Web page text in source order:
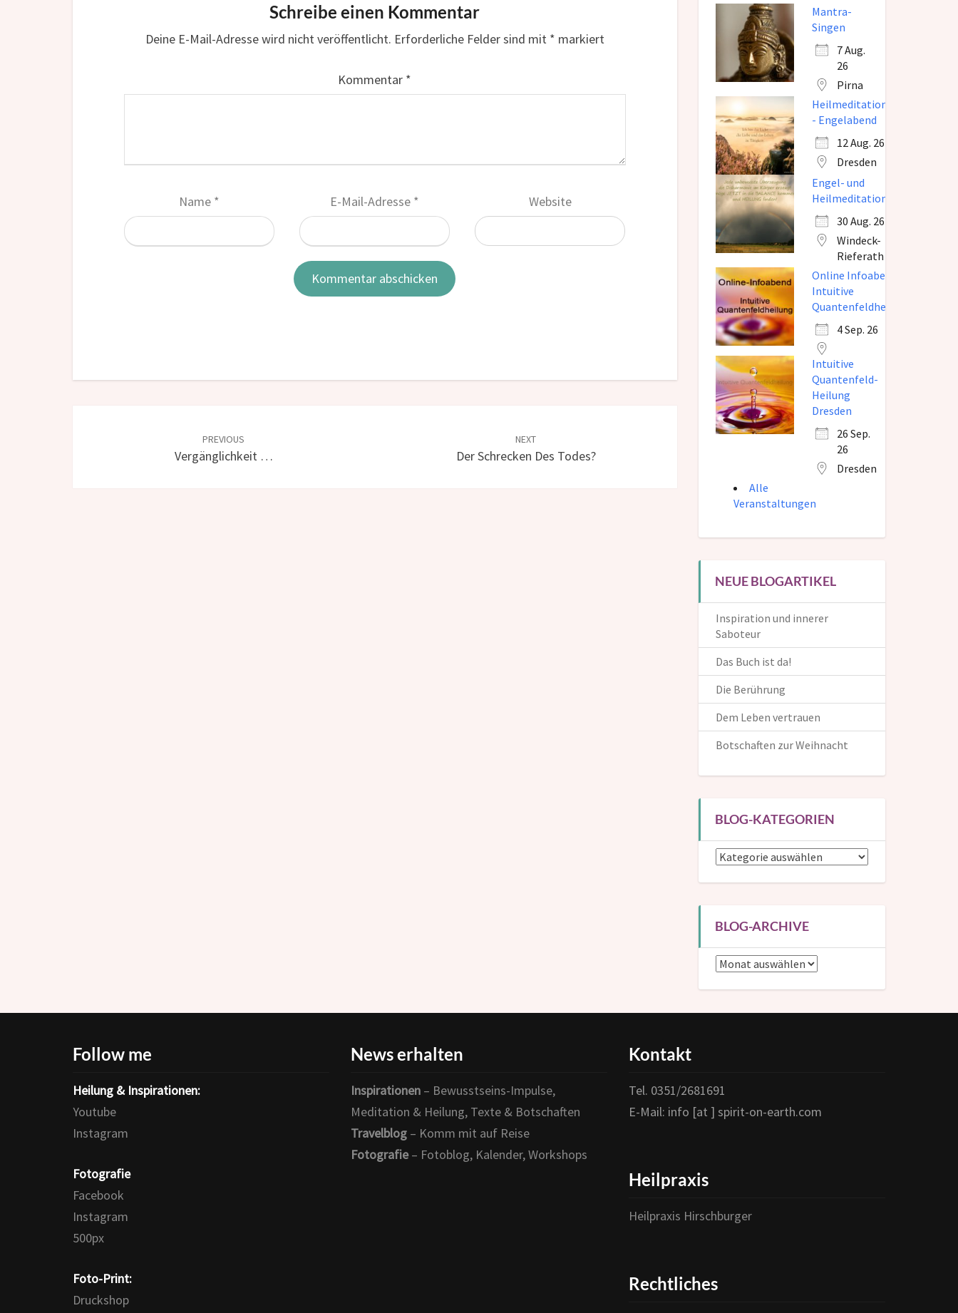
Die Inspirationen helfen dir, dem Leben auf positive und
kreative Weise zu begegnen. Hier kannst du dich in die
Mailingliste eintragen und bekommst dann eine
Benachrichtigung, wenn ein neuer Beitrag erscheint.
ich dich in den Mails persönlich ansprechen.
Um das Abonnement abzuschließen ist es nötig
Folgendem zuzustimmen:
bin mit der Speicherung und Verarbeitung meiner Daten
Du erklärst dein Einverständnis indem du hier ein
Häkchen machst:
Schreibe einen Kommentar
Deine E-Mail-Adresse wird nicht veröffentlicht. Erforderliche Felder sind mit * markiert
Kommentar *
Name * E-Mail-Adresse * Website
PREVIOUS
Vergänglichkeit …
NEXT
Der Schrecken Des Todes?
Mantra-
Singen
7 Aug.
26
Pirna
Heilmeditation
- Engelabend
12 Aug. 26
Dresden
Engel- und
Heilmeditation
30 Aug. 26
Windeck-
Rieferath
Online Infoabend
Intuitive
Quantenfeldheilung
4 Sep. 26
Intuitive
Quantenfeld-
Heilung
Dresden
26 Sep.
26
Dresden
Alle
Veranstaltungen
NEUE BLOGARTIKEL
Inspiration und innerer
Saboteur
Das Buch ist da!
Die Berührung
Dem Leben vertrauen
Botschaften zur Weihnacht
BLOG-KATEGORIEN
Blog-
BLOG-ARCHIVE
Blog-
Follow me
Heilung & Inspirationen:
Youtube
Instagram
Fotografie
Facebook
Instagram
500px
Foto-Print:
Druckshop
News erhalten
Inspirationen – Bewusstseins-Impulse,
Meditation & Heilung, Texte & Botschaften
Travelblog – Komm mit auf Reise
Fotografie– Fotoblog, Kalender, Workshops
Kontakt
Tel. 0351/2681691
E-Mail: info [at ] spirit-on-earth.com
Heilpraxis
Heilpraxis Hirschburger
Rechtliches